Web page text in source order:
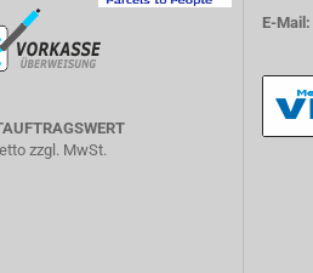
zzgl. MwSt.
E-Mail: